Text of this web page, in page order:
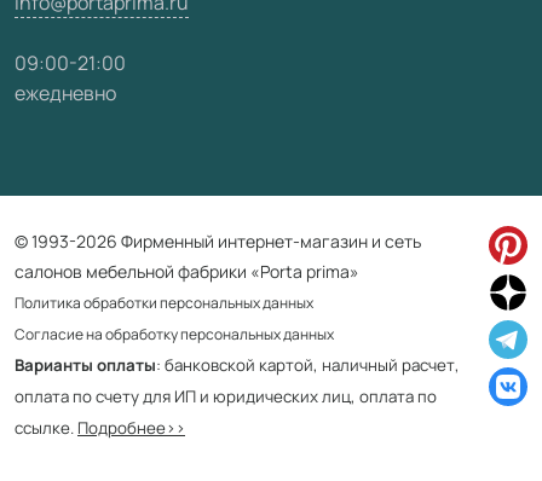
09:00-21:00
ежедневно
© 1993-2026 Фирменный интернет-магазин и сеть
салонов мебельной фабрики «Porta prima»
Политика обработки персональных данных
Согласие на обработку персональных данных
Варианты оплаты: банковской картой, наличный расчет,
оплата по счету для ИП и юридических лиц, оплата по
ссылке. Подробнее>>